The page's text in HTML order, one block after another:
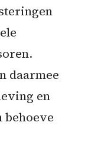
daarmee
en